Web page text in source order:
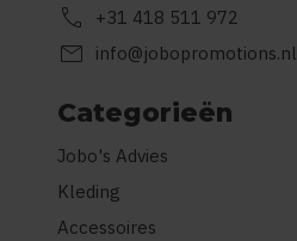
call +31 418 511 972
mail info@jobopromotions.nl
Categorieën
Jobo's Advies
Kleding
Accessoires